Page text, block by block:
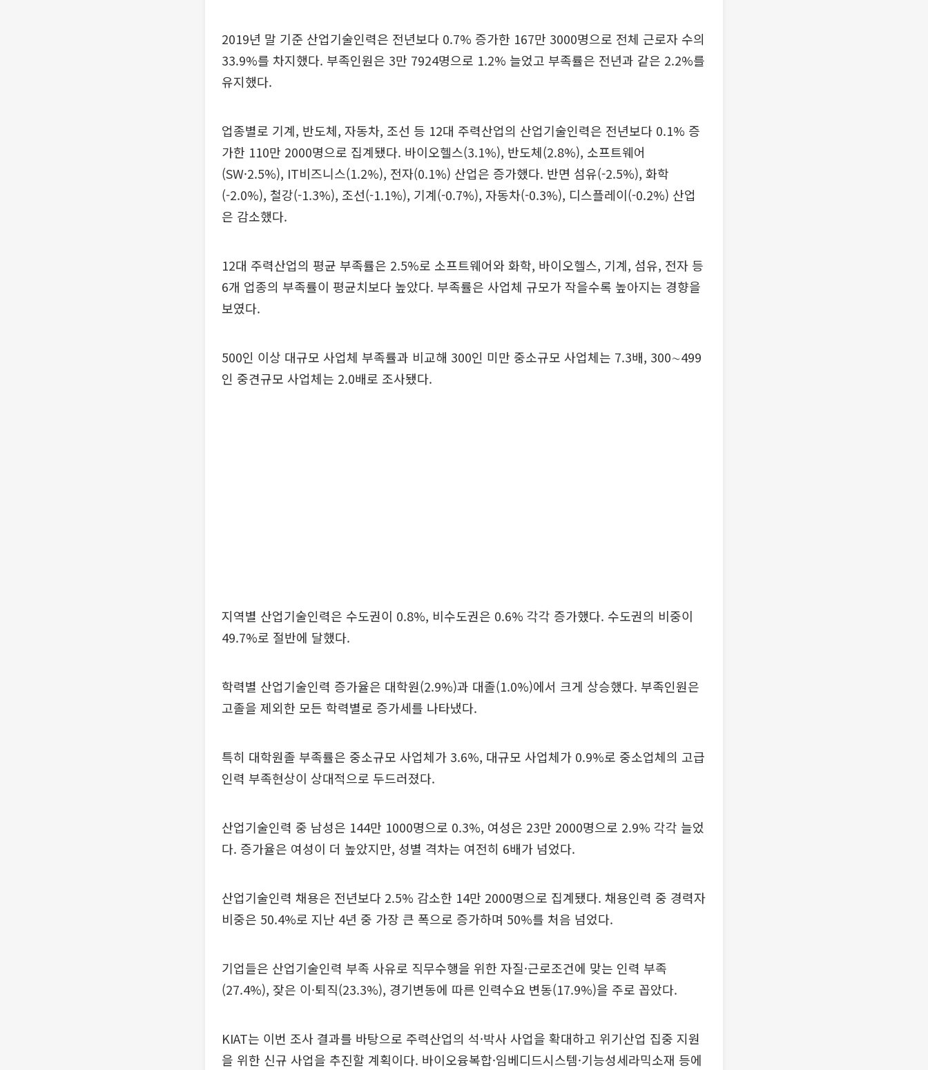
2019년 말 기준 산업기술인력은 전년보다 0.7% 증가한 167만 3000명으로 전체 근로자 수의
33.9%를 차지했다. 부족인원은 3만 7924명으로 1.2% 늘었고 부족률은 전년과 같은 2.2%를
유지했다.
업종별로 기계, 반도체, 자동차, 조선 등 12대 주력산업의 산업기술인력은 전년보다 0.1% 증
가한 110만 2000명으로 집계됐다. 바이오헬스(3.1%), 반도체(2.8%), 소프트웨어
(SW·2.5%), IT비즈니스(1.2%), 전자(0.1%) 산업은 증가했다. 반면 섬유(-2.5%), 화학
(-2.0%), 철강(-1.3%), 조선(-1.1%), 기계(-0.7%), 자동차(-0.3%), 디스플레이(-0.2%) 산업
은 감소했다.
12대 주력산업의 평균 부족률은 2.5%로 소프트웨어와 화학, 바이오헬스, 기계, 섬유, 전자 등
6개 업종의 부족률이 평균치보다 높았다. 부족률은 사업체 규모가 작을수록 높아지는 경향을
보였다.
500인 이상 대규모 사업체 부족률과 비교해 300인 미만 중소규모 사업체는 7.3배, 300∼499
인 중견규모 사업체는 2.0배로 조사됐다.
지역별 산업기술인력은 수도권이 0.8%, 비수도권은 0.6% 각각 증가했다. 수도권의 비중이
49.7%로 절반에 달했다.
학력별 산업기술인력 증가율은 대학원(2.9%)과 대졸(1.0%)에서 크게 상승했다. 부족인원은
고졸을 제외한 모든 학력별로 증가세를 나타냈다.
특히 대학원졸 부족률은 중소규모 사업체가 3.6%, 대규모 사업체가 0.9%로 중소업체의 고급
인력 부족현상이 상대적으로 두드러졌다.
산업기술인력 중 남성은 144만 1000명으로 0.3%, 여성은 23만 2000명으로 2.9% 각각 늘었
다. 증가율은 여성이 더 높았지만, 성별 격차는 여전히 6배가 넘었다.
산업기술인력 채용은 전년보다 2.5% 감소한 14만 2000명으로 집계됐다. 채용인력 중 경력자
비중은 50.4%로 지난 4년 중 가장 큰 폭으로 증가하며 50%를 처음 넘었다.
기업들은 산업기술인력 부족 사유로 직무수행을 위한 자질·근로조건에 맞는 인력 부족
(27.4%), 잦은 이·퇴직(23.3%), 경기변동에 따른 인력수요 변동(17.9%)을 주로 꼽았다.
KIAT는 이번 조사 결과를 바탕으로 주력산업의 석·박사 사업을 확대하고 위기산업 집중 지원
을 위한 신규 사업을 추진할 계획이다. 바이오융복합·임베디드시스템·기능성세라믹소재 등에